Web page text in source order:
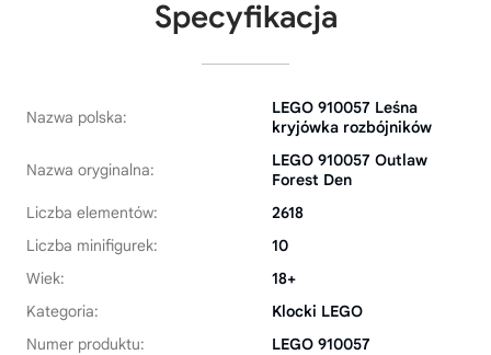
Specyfikacja
Nazwa polska:
LEGO 910057 Leśna
kryjówka rozbójników
Nazwa oryginalna:
LEGO 910057 Outlaw
Forest Den
Liczba elementów:
2618
Liczba minifigurek:
10
Wiek:
18+
Kategoria:
Klocki LEGO
Numer produktu:
LEGO 910057